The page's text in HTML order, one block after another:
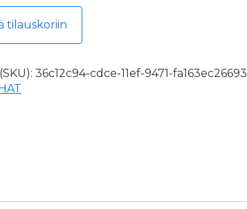
10m/25mm ProErgo määrä
tilauskoriin
36c12c94-cdce-11ef-9471-fa163ec26693